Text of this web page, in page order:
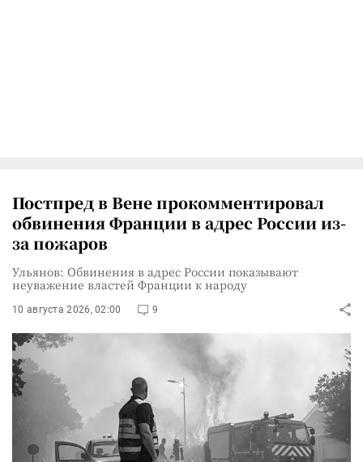
Постпред в Вене прокомментировал
обвинения Франции в адрес России из-
за пожаров
Ульянов: Обвинения в адрес России показывают
неуважение властей Франции к народу
10 августа 2026, 02:00 9